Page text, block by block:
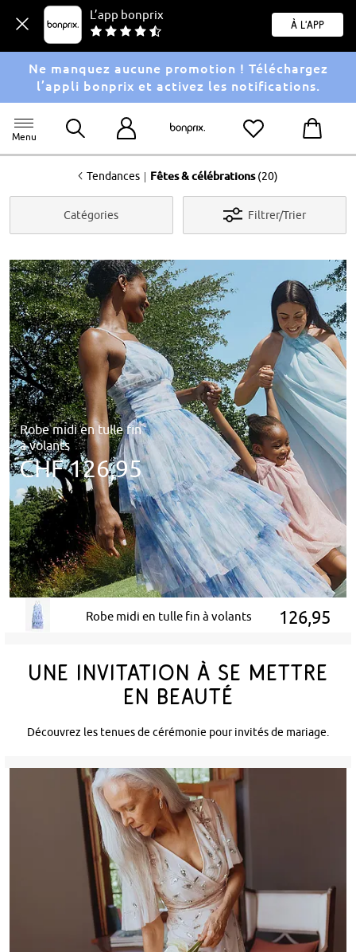
L’app bonprix
À l'app
Ne manquez aucune promotion ! Téléchargez
l’appli bonprix et activez les notifications.
Menu
<Tendances | Fêtes & célébrations (20)
Catégories Filtrer/Trier
Robe midi en tulle fin
à volants
CHF 126,95
Robe midi en tulle fin à volants 126,95
UNE INVITATION À SE METTRE
EN BEAUTÉ
Découvrez les tenues de cérémonie pour invités de mariage.